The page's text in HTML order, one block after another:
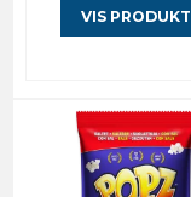
VIS PRODUKT